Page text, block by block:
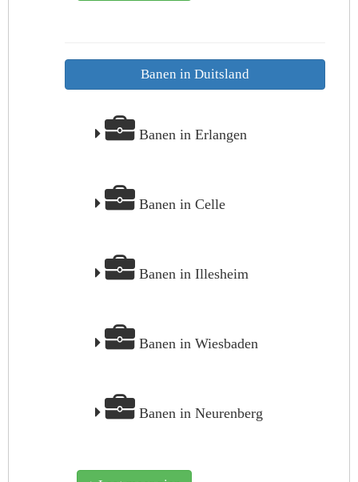
Banen in Duitsland
Banen in Erlangen
Banen in Celle
Banen in Illesheim
Banen in Wiesbaden
Banen in Neurenberg